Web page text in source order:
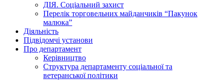
ДІЯ. Соціальний захист
Перелік торговельних майданчиків “Пакунок
малюка”
Діяльність
Підвідомчі установи
Про департамент
Керівництво
Структура департаменту соціальної та
ветеранської політики